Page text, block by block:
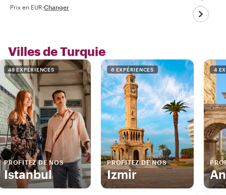
Prix en EUR·Changer
Villes de Turquie
48 EXPÉRIENCES
PROFITEZ DE NOS
Istanbul
6 EXPÉRIENCES
PROFITEZ DE NOS
Izmir
4